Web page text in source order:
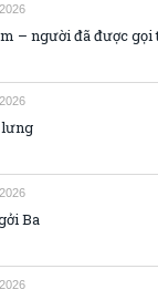
– người đã được gọi
Ba